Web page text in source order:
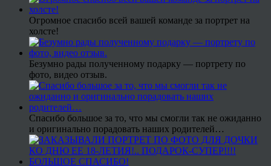
Огромное спасибо всей вашей команде за портрет на
холсте!
Безумно рады полученному подарку — портрету по
фото, видео отзыв.
Спасибо большое за то, что мы смогли так не ожиданно
и оригинально порадовать наших родителей…